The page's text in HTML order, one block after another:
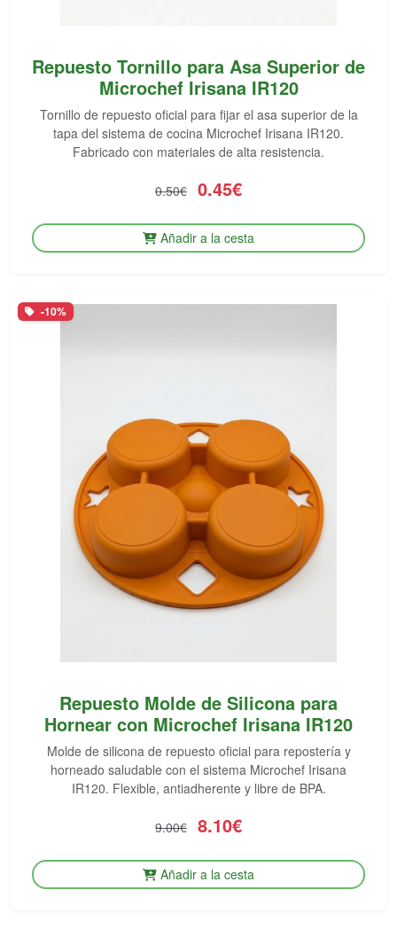
Repuesto Tornillo para Asa Superior de
Microchef Irisana IR120
Tornillo de repuesto oficial para fijar el asa superior de la
tapa del sistema de cocina Microchef Irisana IR120.
Fabricado con materiales de alta resistencia.
0.50€ 0.45€
Añadir a la cesta
-10%
Repuesto Molde de Silicona para
Hornear con Microchef Irisana IR120
Molde de silicona de repuesto oficial para repostería y
horneado saludable con el sistema Microchef Irisana
IR120. Flexible, antiadherente y libre de BPA.
9.00€ 8.10€
Añadir a la cesta